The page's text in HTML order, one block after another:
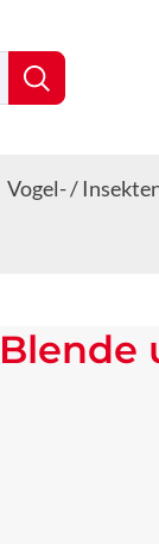
Vogel- /